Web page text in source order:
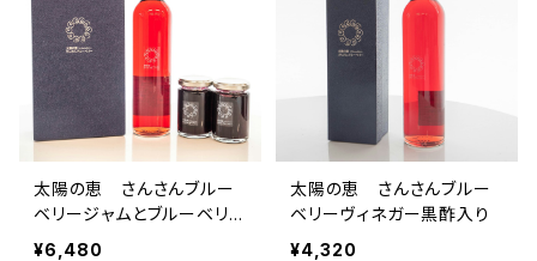
太陽の恵 さんさんブルー
ベリージャムとブルーベリー
ヴィネガー黒酢入りのセット
¥6,480
太陽の恵 さんさんブルー
ベリーヴィネガー黒酢入り
¥4,320